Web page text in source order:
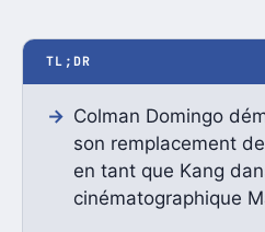
TL;DR
Colman Domingo
son remplacement
en tant que Kang
cinématographique